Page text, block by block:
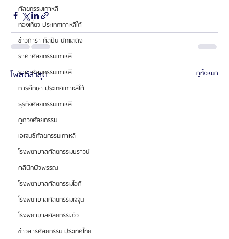
ศัลยกรรมเกาหลี
ท่องเที่ยว ประเทศเกาหลีใต้
ข่าวดารา ศิลปิน นักแสดง
ราคาศัลยกรรมเกาหลี
ราคาศัลยกรรมเกาหลี
การศึกษา ประเทศเกาหลีใต้
ธุรกิจศัลยกรรมเกาหลี
ดูดวงศัลยกรรม
เอเจนซี่ศัลยกรรมเกาหลี
โรงพยาบาลศัลยกรรมบราวน์
คลินิกผิวพรรณ
โรงพยาบาลศัลยกรรมไอดี
โรงพยาบาลศัลยกรรมเจจุน
โรงพยาบาลศัลยกรรมวิว
ข่าวสารศัลยกรรม ประเทศไทย
โพสต์ล่าสุด ดูทั้งหมด